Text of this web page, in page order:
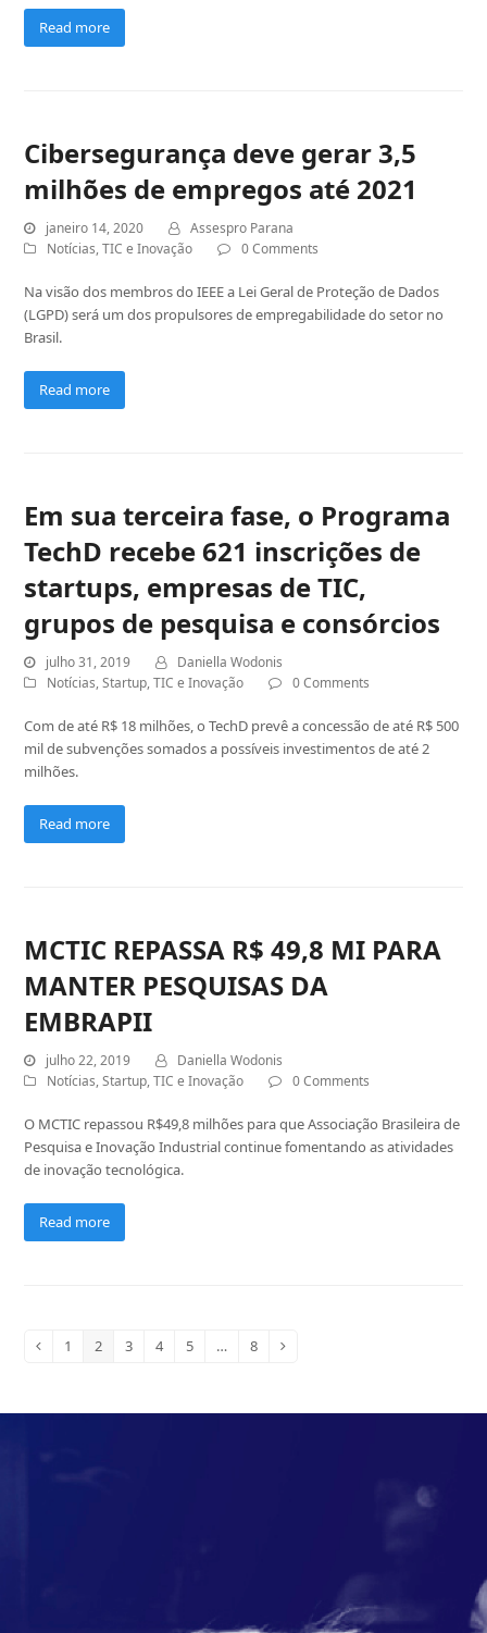
Read more
Cibersegurança deve gerar 3,5
milhões de empregos até 2021
janeiro 14, 2020
Assespro Parana
Notícias,TIC e Inovação 0 Comments
Na visão dos membros do IEEE a Lei Geral de Proteção de Dados
(LGPD) será um dos propulsores de empregabilidade do setor no
Brasil.
Read more
Em sua terceira fase, o Programa
TechD recebe 621 inscrições de
startups, empresas de TIC,
grupos de pesquisa e consórcios
julho 31, 2019
Daniella Wodonis
Notícias,Startup,TIC e Inovação 0 Comments
Com de até R$ 18 milhões, o TechD prevê a concessão de até R$ 500
mil de subvenções somados a possíveis investimentos de até 2
milhões.
Read more
MCTIC REPASSA R$ 49,8 MI PARA
MANTER PESQUISAS DA
EMBRAPII
julho 22, 2019
Daniella Wodonis
Notícias,Startup,TIC e Inovação 0 Comments
O MCTIC repassou R$49,8 milhões para que Associação Brasileira de
Pesquisa e Inovação Industrial continue fomentando as atividades
de inovação tecnológica.
Read more
Previous
Page
1 Page
2 Page
3 Page
4 Page
5 … Page
8